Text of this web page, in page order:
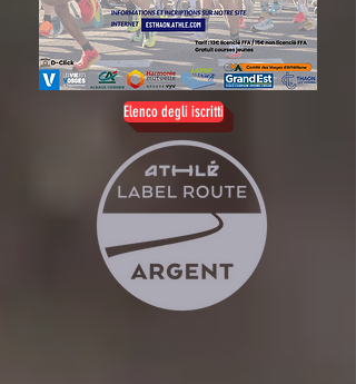
Elenco degli iscritti